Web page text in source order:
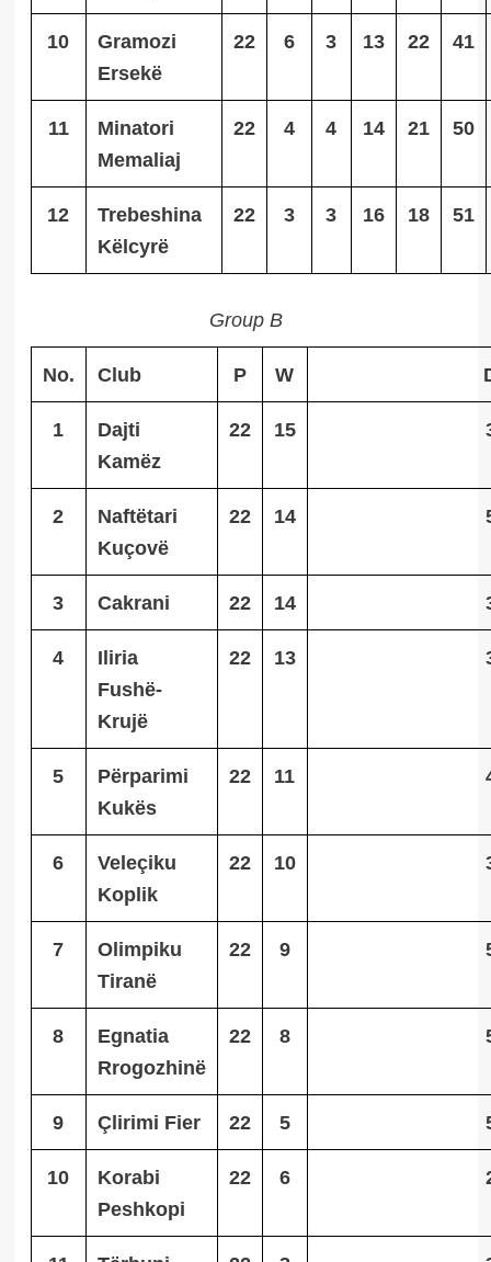
10
Gramozi
Ersekë
22 6 3 13 22 41
11
Minatori
Memaliaj
22 4 4 14 21 50
12
Trebeshina
Këlcyrë
22 3 3 16 18 51
Group B
No. Club P W
1
Dajti
Kamëz
22 15
2
Naftëtari
Kuçovë
22 14
3 Cakrani 22 14
4
Iliria
Fushë-
Krujë
22 13
5
Përparimi
Kukës
22 11
6
Veleçiku
Koplik
22 10
7
Olimpiku
Tiranë
22 9
8
Egnatia
Rrogozhinë
22 8
9 Çlirimi Fier 22 5
10
Korabi
Peshkopi
22 6